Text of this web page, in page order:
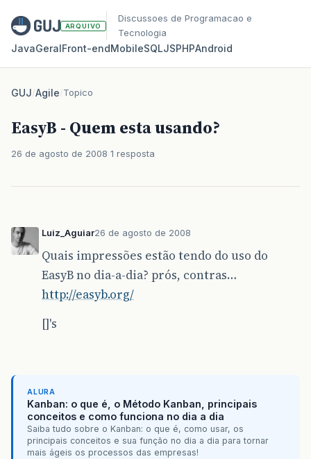
ARQUIVO
Discussoes de Programacao e
Tecnologia
JavaGeralFront‑endMobileSQLJSPHPAndroid
GUJ/Agile/Topico
EasyB - Quem esta usando?
26 de agosto de 2008 1 resposta
Luiz_Aguiar26 de agosto de 2008
Quais impressões estão tendo do uso do
EasyB no dia-a-dia? prós, contras…
http://easyb.org/
[]'s
ALURA
Kanban: o que é, o Método Kanban, principais
conceitos e como funciona no dia a dia
Saiba tudo sobre o Kanban: o que é, como usar, os
principais conceitos e sua função no dia a dia para tornar
mais ágeis os processos das empresas!